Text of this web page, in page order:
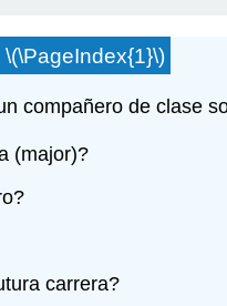
\(\PageIndex{1}\)
compañero de clase
(major)?
carrera?